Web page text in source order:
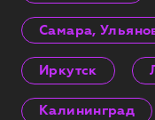
Самара,
Иркутск
Калининград